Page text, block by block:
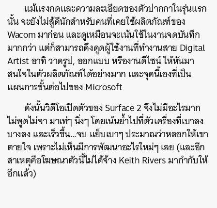
แม้แรงกดและความละเอียดของตัวปากกาในรุ่นแรก
นั้น จะยังไม่สู้ดีนักสำหรับคนที่เคยใช้ผลิตภัณฑ์ของ
Wacom มาก่อน และดูเหมือนจะเน้นใช้ในงานจดบันทึก
มากกว่า แต่ก็สามารถดึงดูดผู้ใช้งานที่ทำงานสาย Digital
Artist อาทิ วาดรูป, ออกแบบ หรืองานดีไซน์ ให้หันมา
สนใจในตัวผลิตภัณฑ์ได้อย่างมาก และจุดนี้เองที่เป็น
แผนการขั้นต่อไปของ Microsoft
ดังนั้นวิดีโอเปิดตัวของ Surface 2 จึงไม่มีอะไรมาก
ไม่พูดไม่จา มาเท่ๆ นิ่งๆ โดยเน้นย้ำไปที่ตัวเครื่องที่เบาลง
บางลง และเร็วขึ้น…จบ แย็บเบาๆ ประมาณว่าหลอกให้เขา
ตายใจ เพราะไม่เห็นมีการพัฒนาอะไรใหม่ๆ เลย (และอีก
สาเหตุคือโฆษณาตัวนี้ไม่ได้จ้าง Keith Rivers มากำกับให้
อีกแล้ว)